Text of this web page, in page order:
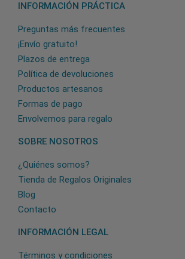
INFORMACIÓN PRÁCTICA
Preguntas más frecuentes
¡Envío gratuito!
Plazos de entrega
Política de devoluciones
Productos artesanos
Formas de pago
Envolvemos para regalo
SOBRE NOSOTROS
¿Quiénes somos?
Tienda de Regalos Originales
Blog
Contacto
INFORMACIÓN LEGAL
Términos y condiciones